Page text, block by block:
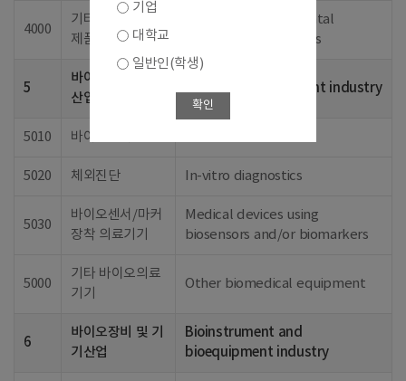
4000
기타 바이오환경
제품 및 서비스
Other bioenvironmental
products and services
5
바이오의료기기
산업
Biomedical equipment industry
5010 바이오센서
5020 체외진단 In-vitro diagnostics
5030
바이오센서/마커
장착 의료기기
Medical devices using
biosensors and/or biomarkers
5000
기타 바이오의료
기기
Other biomedical equipment
6
바이오장비 및 기
기산업
Bioinstrument and
bioequipment industry
기업
대학교
일반인(학생)
확인